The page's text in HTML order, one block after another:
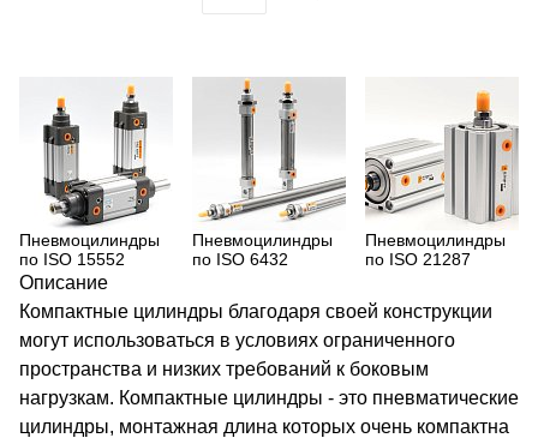
Пневмоцилиндры
по ISO 15552
Пневмоцилиндры
по ISO 6432
Пневмоцилиндры
по ISO 21287
Описание
Компактные цилиндры благодаря своей конструкции
могут использоваться в условиях ограниченного
пространства и низких требований к боковым
нагрузкам. Компактные цилиндры - это пневматические
цилиндры, монтажная длина которых очень компактна